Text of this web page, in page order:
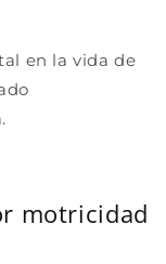
en la vida de
motricidad